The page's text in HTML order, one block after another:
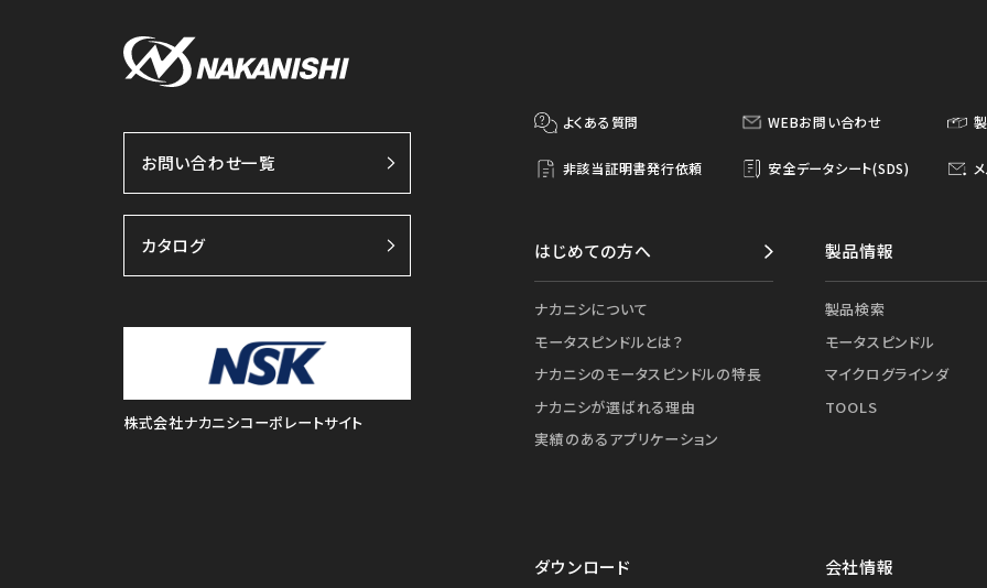
お問い合わせ一覧
カタログ
株式会社ナカニシコーポレートサイト
よくある質問 WEBお問い合わせ
非該当証明書発行依頼 安全データシート(SDS)
はじめての方へ
ナカニシについて
モータスピンドルとは？
ナカニシのモータスピンドルの特長
ナカニシが選ばれる理由
実績のあるアプリケーション
製品情報
製品検索
モータスピンドル
マイクログラインダ
TOOLS
ダウンロード 会社情報